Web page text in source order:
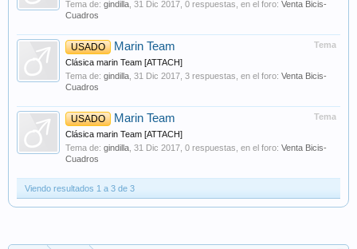
Tema de: gindilla 31 Dic 2017 , 0 respuestas, en el foro: Venta Bicis-
Cuadros
Tema
USADO Marin Team
Clásica marin Team [ATTACH]
Tema de: gindilla 31 Dic 2017 , 3 respuestas, en el foro: Venta Bicis-
Cuadros
Tema
USADO Marin Team
Clásica marin Team [ATTACH]
Tema de: gindilla 31 Dic 2017 , 0 respuestas, en el foro: Venta Bicis-
Cuadros
Viendo resultados 1 a 3 de 3